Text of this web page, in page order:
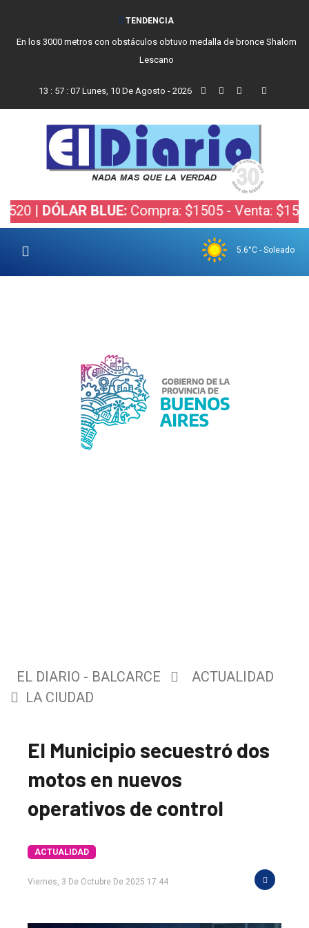
TENDENCIA
En los 3000 metros con obstáculos obtuvo medalla de bronce Shalom
Lescano
13 : 57 : 07 Lunes, 10 De Agosto - 2026
DÓLAR BLUE:Compra: $1505 - Venta: $1525 |
5.6°C - Soleado
El
único
EL DIARIO - BALCARCE
ACTUALIDAD
LA CIUDAD
El Municipio secuestró dos
motos en nuevos
operativos de control
ACTUALIDAD
Viernes, 3 De Octubre De 2025 17:44